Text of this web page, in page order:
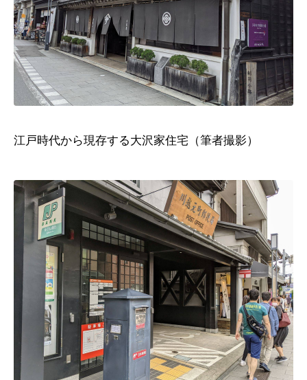
江戸時代から現存する大沢家住宅（筆者撮影）